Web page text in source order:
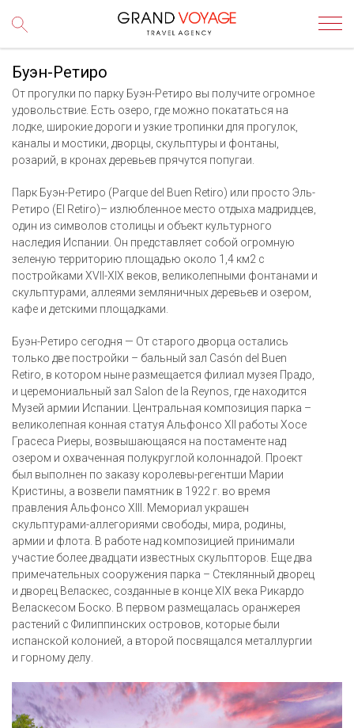
Буэн-Ретиро
От прогулки по парку Буэн-Ретиро вы получите огромное
удовольствие. Есть озеро, где можно покататься на
лодке, широкие дороги и узкие тропинки для прогулок,
каналы и мостики, дворцы, скульптуры и фонтаны,
розарий, в кронах деревьев прячутся попугаи.
Парк Буэн-Ретиро (Parque del Buen Retiro) или просто Эль-
Ретиро (El Retiro)– излюбленное место отдыха мадридцев,
один из символов столицы и объект культурного
наследия Испании. Он представляет собой огромную
зеленую территорию площадью около 1,4 км2 с
постройками XVII-XIX веков, великолепными фонтанами и
скульптурами, аллеями земляничных деревьев и озером,
кафе и детскими площадками.
Буэн-Ретиро сегодня — От старого дворца остались
только две постройки – бальный зал Casón del Buen
Retiro, в котором ныне размещается филиал музея Прадо,
и церемониальный зал Salon de la Reynos, где находится
Музей армии Испании. Центральная композиция парка –
великолепная конная статуя Альфонсо XII работы Хосе
Грасеса Риеры, возвышающаяся на постаменте над
озером и охваченная полукруглой колоннадой. Проект
был выполнен по заказу королевы-регентши Марии
Кристины, а возвели памятник в 1922 г. во время
правления Альфонсо XIII. Мемориал украшен
скульптурами-аллегориями свободы, мира, родины,
армии и флота. В работе над композицией принимали
участие более двадцати известных скульпторов. Еще два
примечательных сооружения парка – Стеклянный дворец
и дворец Веласкес, созданные в конце XIX века Рикардо
Веласкесом Боско. В первом размещалась оранжерея
растений с Филиппинских островов, которые были
испанской колонией, а второй посвящался металлургии
и горному делу.